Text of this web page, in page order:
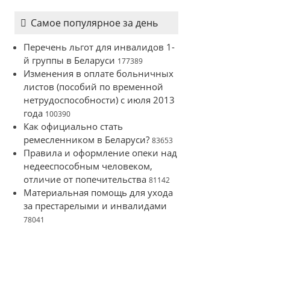
Самое популярное за день
Перечень льгот для инвалидов 1-
й группы в Беларуси 177389
Изменения в оплате больничных
листов (пособий по временной
нетрудоспособности) с июля 2013
года 100390
Как официально стать
ремесленником в Беларуси? 83653
Правила и оформление опеки над
недееспособным человеком,
отличие от попечительства 81142
Материальная помощь для ухода
за престарелыми и инвалидами
78041